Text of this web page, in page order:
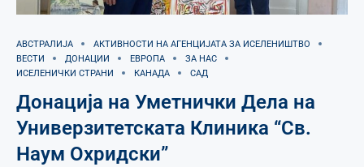
АВСТРАЛИЈА
АКТИВНОСТИ НА АГЕНЦИЈАТА ЗА ИСЕЛЕНИШТВО
ВЕСТИ
ДОНАЦИИ ЕВРОПА
ЗА НАС
ИСЕЛЕНИЧКИ СТРАНИ
КАНАДА САД
Донација на Уметнички Дела на
Универзитетската Клиника “Св.
Наум Охридски”